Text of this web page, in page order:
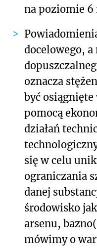
na poziomie 6
docelowego,
oznacza
być osiągnięte
pomocą
działań
się w celu
ograniczania
danej
środowisko
arsenu,
mówimy o